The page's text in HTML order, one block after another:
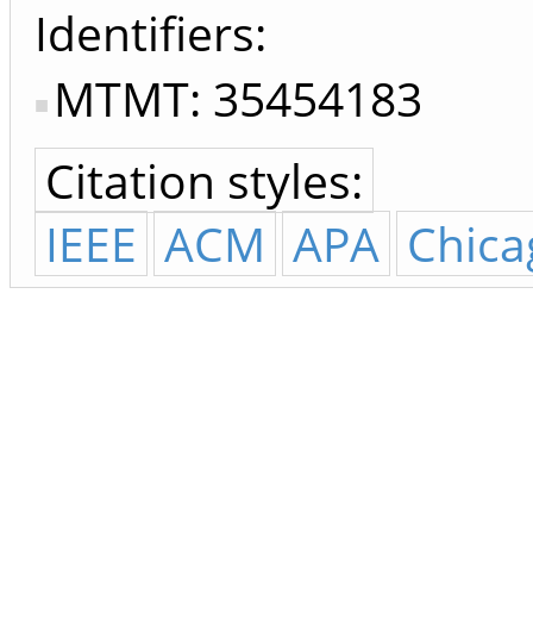
Identifiers
MTMT: 35454183
Citation styles:
IEEE ACM APA